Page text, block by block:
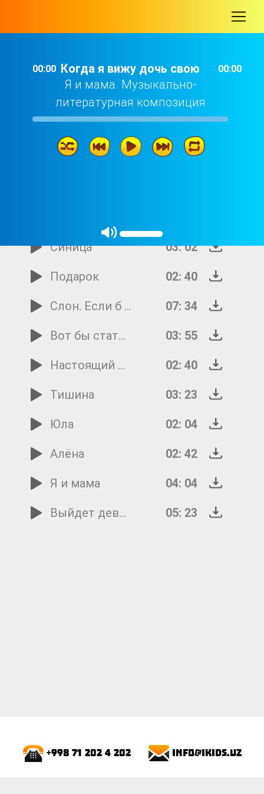
00:00 Когда я вижу дочь свою
Я и мама. Музыкально-
литературная композиция
00:00
Синица
03: 02
Подарок
02: 40
Слон. Если б я стал королём
07: 34
Вот бы стать мне, друзья
03: 55
Настоящий друг
02: 40
Тишина
03: 23
Юла
02: 04
Алёна
02: 42
Я и мама
04: 04
Выйдет девочка из дома
05: 23
+998 71 202 4 202 info@ikids.uz